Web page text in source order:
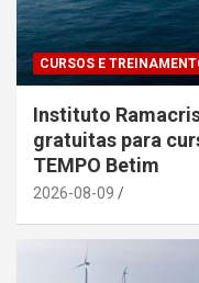
CURSOS E
Instituto
gratuitas para
TEMPO Betim
2026-08-09